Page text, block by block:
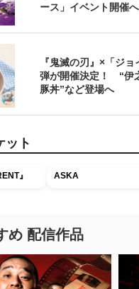
ース」イベント開催へ
『鬼滅の刃』×「ジ
弾が開催決定！ “伊
豚丼”など登場へ
ット
』 ASKA
め 配信作品